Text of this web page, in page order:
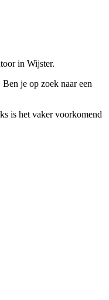
in Wijster.
je op zoek naar een
is het vaker voorkomend